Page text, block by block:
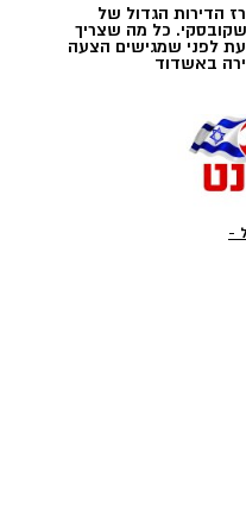
נט לחצו כאן
הפעילות בחודש
גם הקבוצות
הבא, אחת מהן היא
מכבי אשדוד,
הדירות הגדול של
כל מה שצריך
לפני שמגישים הצעה
באשדוד
-